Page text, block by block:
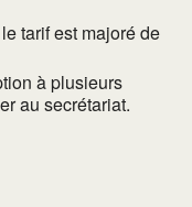
tarif est majoré de
à plusieurs
au secrétariat.